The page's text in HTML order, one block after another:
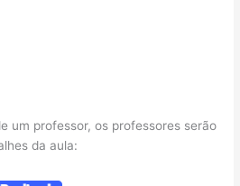
um professor, os professores serão
da aula: